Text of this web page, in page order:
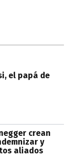
el papá de
crean
y
aliados